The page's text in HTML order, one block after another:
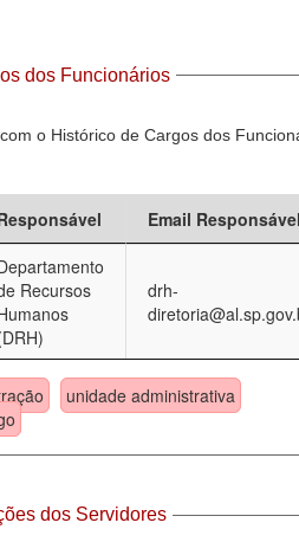
Abertos
dos Funcionários
o Histórico de Cargos dos
Email
Recursos
drh-
unidade administrativa
dos Servidores